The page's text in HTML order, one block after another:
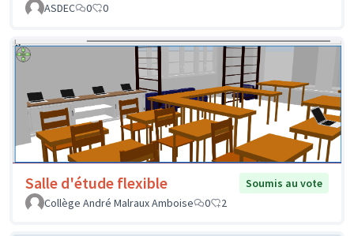
ASDEC
0 0
Salle d'étude flexible
Soumis au vote
Collège André Malraux Amboise
0 2